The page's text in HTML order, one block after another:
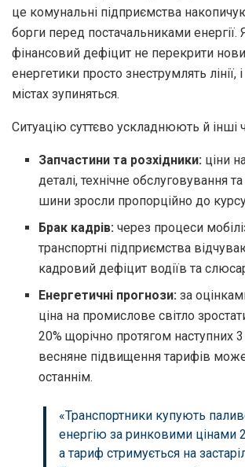
це комунальні підприємства
борги перед постачальниками енергії.
фінансовий дефіцит не перекрити
енергетики просто знеструмлять лінії,
містах зупиняться.
Ситуацію суттєво ускладнюють й інші
Запчастини та розхідники: ціни
деталі, технічне обслуговування
шини зросли пропорційно до
Брак кадрів: через процеси
транспортні підприємства
кадровий дефіцит водіїв та
Енергетичні прогнози: за
ціна на промислове світло
20% щорічно протягом наступних
весняне підвищення тарифів
останнім.
«Транспортники купують
енергію за ринковими цінами
а тариф стримується на